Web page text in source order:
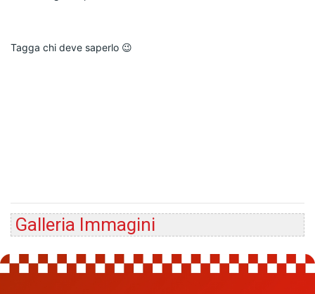
Tagga chi deve saperlo 😉
Galleria Immagini